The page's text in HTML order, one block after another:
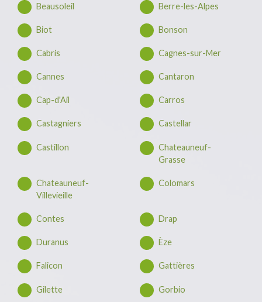
Beausoleil Berre-les-Alpes
Biot Bonson
Cabris Cagnes-sur-Mer
Cannes Cantaron
Cap-d'Ail Carros
Castagniers Castellar
Castillon
Chateauneuf-
Grasse
Chateauneuf-
Villevieille
Colomars
Contes Drap
Duranus Èze
Falicon Gattières
Gilette Gorbio